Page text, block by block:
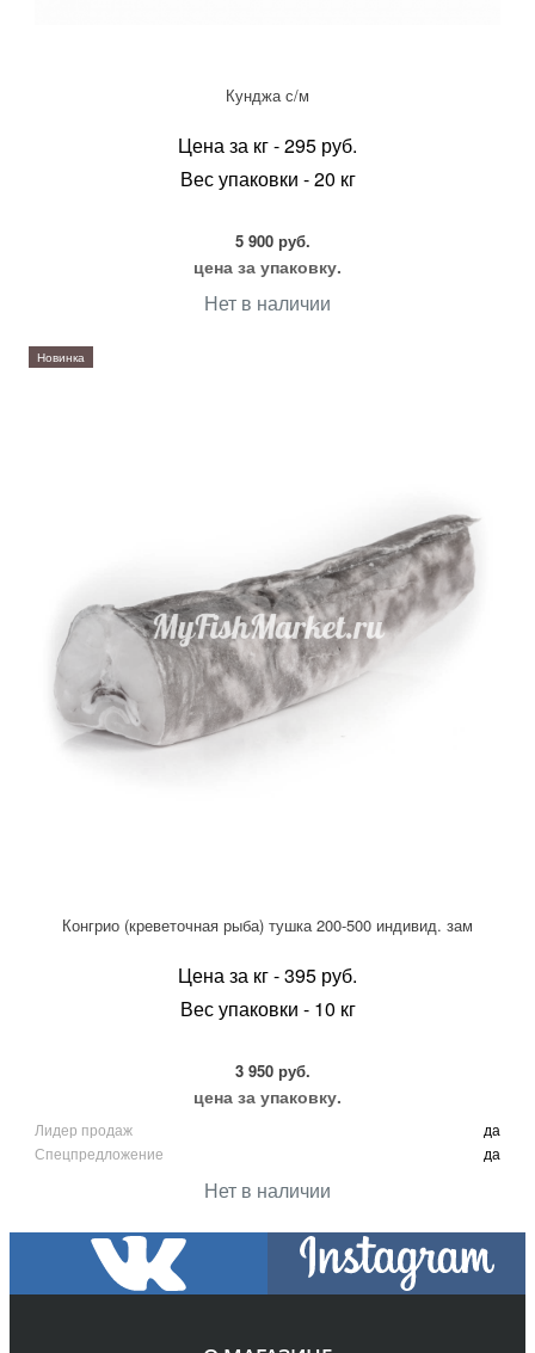
Кунджа с/м
Цена за кг - 295 руб.
Вес упаковки - 20 кг
5 900 руб.
цена за упаковку.
Нет в наличии
Новинка
Конгрио (креветочная рыба) тушка 200-500 индивид. зам
Цена за кг - 395 руб.
Вес упаковки - 10 кг
3 950 руб.
цена за упаковку.
Лидер продаж
да
Спецпредложение
да
Нет в наличии